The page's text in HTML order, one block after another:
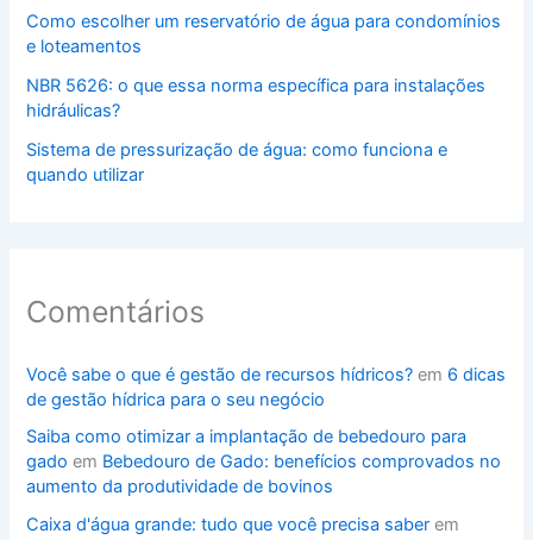
Como escolher um reservatório de água para condomínios
e loteamentos
NBR 5626: o que essa norma específica para instalações
hidráulicas?
Sistema de pressurização de água: como funciona e
quando utilizar
Comentários
Você sabe o que é gestão de recursos hídricos? em 6 dicas
de gestão hídrica para o seu negócio
Saiba como otimizar a implantação de bebedouro para
gado em Bebedouro de Gado: benefícios comprovados no
aumento da produtividade de bovinos
Caixa d'água grande: tudo que você precisa saber em